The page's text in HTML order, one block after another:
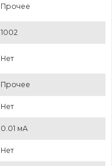
Прочее
1002
Нет
Прочее
Нет
0.01 мА
Нет